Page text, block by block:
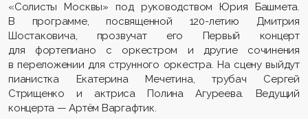
«Солисты Москвы» под руководством Юрия Башмета.
В программе, посвященной 120-летию Дмитрия
Шостаковича, прозвучат его Первый концерт
для фортепиано с оркестром и другие сочинения
в переложении для струнного оркестра. На сцену выйдут
пианистка Екатерина Мечетина, трубач Сергей
Стрищенко и актриса Полина Агуреева. Ведущий
концерта — Артём Варгафтик.